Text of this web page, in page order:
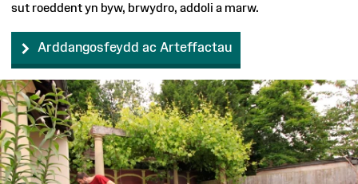
sut roeddent yn byw, brwydro, addoli a marw.
Arddangosfeydd ac Arteffactau